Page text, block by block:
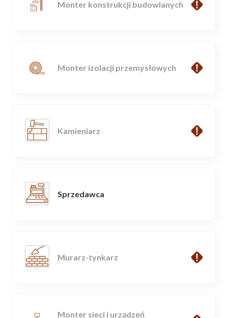
Monter konstrukcji budowlanych
Monter izolacji przemysłowych
Kamieniarz
Sprzedawca
Murarz-tynkarz
Monter sieci i urządzeń